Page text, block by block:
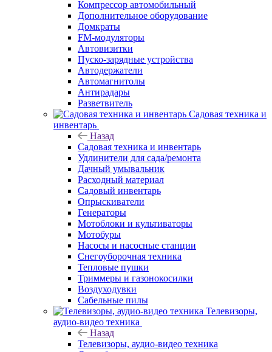
Компрессор автомобильный
Дополнительное оборудование
Домкраты
FM-модуляторы
Автовизитки
Пуско-зарядные устройства
Автодержатели
Автомагнитолы
Антирадары
Разветвитель
Садовая техника и
инвентарь
Назад
Садовая техника и инвентарь
Удлинители для сада/ремонта
Дачный умывальник
Расходный материал
Садовый инвентарь
Опрыскиватели
Генераторы
Мотоблоки и культиваторы
Мотобуры
Насосы и насосные станции
Снегоуборочная техника
Тепловые пушки
Триммеры и газонокосилки
Воздуходувки
Сабельные пилы
Телевизоры,
аудио-видео техника
Назад
Телевизоры, аудио-видео техника